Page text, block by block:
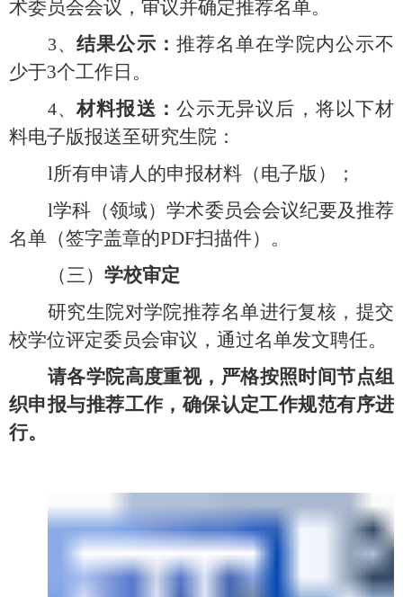
术委员会会议，审议并确定推荐名单。
3、结果公示： 推荐名单在学院内公示不
少于3个工作日。
4、材料报送： 公示无异议后，将以下材
料电子版报送至研究生院：
l所有申请人的申报材料（电子版）；
l学科（领域）学术委员会会议纪要及推荐
名单（签字盖章的PDF扫描件）。
（三） 学校审定
研究生院对学院推荐名单进行复核，提交
校学位评定委员会审议，通过名单发文聘任。
请各学院高度重视，严格按照时间节点组
织申报与推荐工作，确保认定工作规范有序进
行。